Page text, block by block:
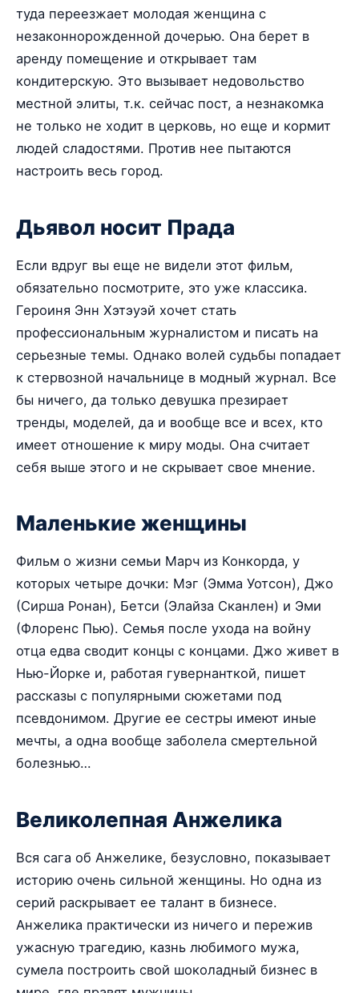
туда переезжает молодая женщина с
незаконнорожденной дочерью. Она берет в
аренду помещение и открывает там
кондитерскую. Это вызывает недовольство
местной элиты, т.к. сейчас пост, а незнакомка
не только не ходит в церковь, но еще и кормит
людей сладостями. Против нее пытаются
настроить весь город.
Дьявол носит Прада
Если вдруг вы еще не видели этот фильм,
обязательно посмотрите, это уже классика.
Героиня Энн Хэтэуэй хочет стать
профессиональным журналистом и писать на
серьезные темы. Однако волей судьбы попадает
к стервозной начальнице в модный журнал. Все
бы ничего, да только девушка презирает
тренды, моделей, да и вообще все и всех, кто
имеет отношение к миру моды. Она считает
себя выше этого и не скрывает свое мнение.
Маленькие женщины
Фильм о жизни семьи Марч из Конкорда, у
которых четыре дочки: Мэг (Эмма Уотсон), Джо
(Сирша Ронан), Бетси (Элайза Сканлен) и Эми
(Флоренс Пью). Семья после ухода на войну
отца едва сводит концы с концами. Джо живет в
Нью-Йорке и, работая гувернанткой, пишет
рассказы с популярными сюжетами под
псевдонимом. Другие ее сестры имеют иные
мечты, а одна вообще заболела смертельной
болезнью…
Великолепная Анжелика
Вся сага об Анжелике, безусловно, показывает
историю очень сильной женщины. Но одна из
серий раскрывает ее талант в бизнесе.
Анжелика практически из ничего и пережив
ужасную трагедию, казнь любимого мужа,
сумела построить свой шоколадный бизнес в